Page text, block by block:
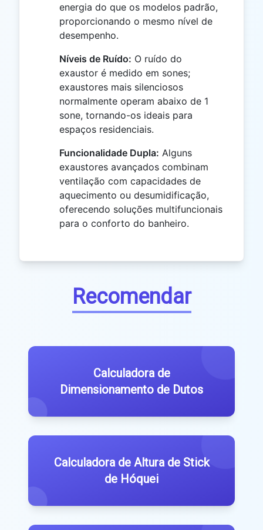
energia do que os modelos padrão,
proporcionando o mesmo nível de
desempenho.
Níveis de Ruído: O ruído do
exaustor é medido em sones;
exaustores mais silenciosos
normalmente operam abaixo de 1
sone, tornando-os ideais para
espaços residenciais.
Funcionalidade Dupla: Alguns
exaustores avançados combinam
ventilação com capacidades de
aquecimento ou desumidificação,
oferecendo soluções multifuncionais
para o conforto do banheiro.
Recomendar
Calculadora de
Dimensionamento de Dutos
Calculadora de Altura de Stick
de Hóquei